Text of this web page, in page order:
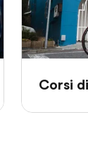
Corsi